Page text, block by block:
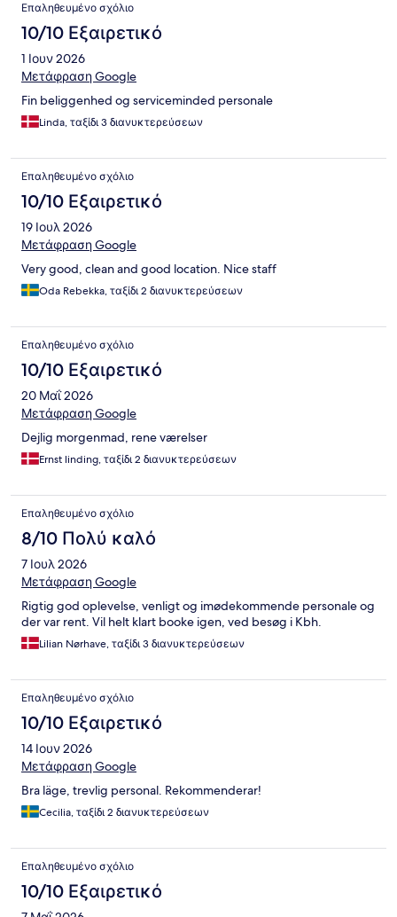
Επαληθευμένο σχόλιο
10/10 Εξαιρετικό
1 Ιουν 2026
Μετάφραση Google
Fin beliggenhed og serviceminded personale
Linda, ταξίδι 3 διανυκτερεύσεων
Επαληθευμένο σχόλιο
10/10 Εξαιρετικό
19 Ιουλ 2026
Μετάφραση Google
Very good, clean and good location. Nice staff
Oda Rebekka, ταξίδι 2 διανυκτερεύσεων
Επαληθευμένο σχόλιο
10/10 Εξαιρετικό
20 Μαΐ 2026
Μετάφραση Google
Dejlig morgenmad, rene værelser
Ernst linding, ταξίδι 2 διανυκτερεύσεων
Επαληθευμένο σχόλιο
8/10 Πολύ καλό
7 Ιουλ 2026
Μετάφραση Google
Rigtig god oplevelse, venligt og imødekommende personale og
der var rent. Vil helt klart booke igen, ved besøg i Kbh.
Lilian Nørhave, ταξίδι 3 διανυκτερεύσεων
Επαληθευμένο σχόλιο
10/10 Εξαιρετικό
14 Ιουν 2026
Μετάφραση Google
Bra läge, trevlig personal. Rekommenderar!
Cecilia, ταξίδι 2 διανυκτερεύσεων
Επαληθευμένο σχόλιο
10/10 Εξαιρετικό